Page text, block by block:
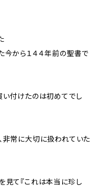
今から１４４年前の聖書で
い付けたのは初めてでし
非常に大切に扱われていた
見て『これは本当に珍し